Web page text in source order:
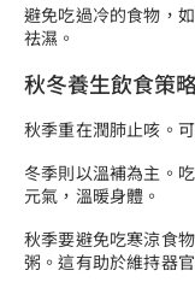
避免吃過冷的食物，
祛濕。
秋冬養生飲食策
秋季重在潤肺止咳。
冬季則以溫補為主。
元氣，溫暖身體。
秋季要避免吃寒涼食
粥。這有助於維持器